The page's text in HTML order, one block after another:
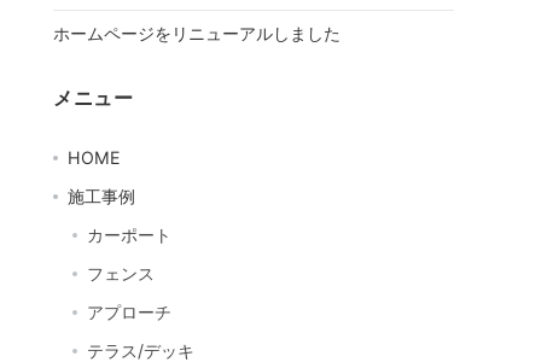
ホームページをリニューアルしました
メニュー
HOME
施工事例
カーポート
フェンス
アプローチ
テラス/デッキ